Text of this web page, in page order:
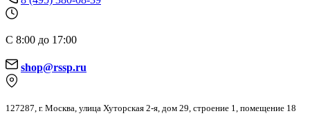
С 8:00 до 17:00
shop@rssp.ru
127287, г. Москва, улица Хуторская 2-я, дом 29, строение 1, помещение 18